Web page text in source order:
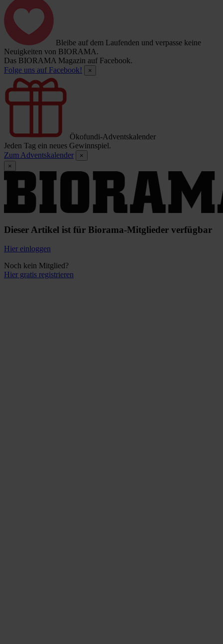
Bleibe auf dem Laufenden und verpasse keine
Neuigkeiten von BIORAMA.
Das BIORAMA Magazin auf Facebook.
Folge uns auf Facebook!
×
Ökofundi-Adventskalender
Jeden Tag ein neues Gewinnspiel.
Zum Adventskalender
×
×
Dieser Artikel ist für Biorama-Mitglieder verfügbar
Hier einloggen
Noch kein Mitglied?
Hier gratis registrieren